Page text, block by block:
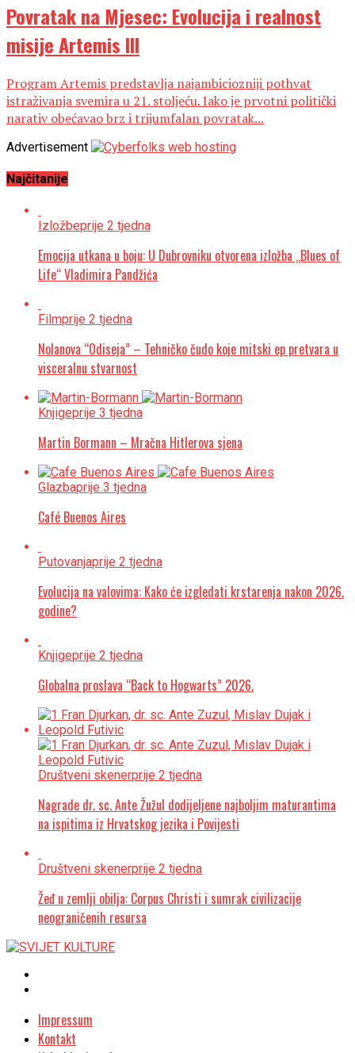
Povratak na Mjesec: Evolucija i realnost
misije Artemis III
Program Artemis predstavlja najambiciozniji pothvat
istraživanja svemira u 21. stoljeću. Iako je prvotni politički
narativ obećavao brz i trijumfalan povratak...
Advertisement
Najčitanije
Izložbeprije 2 tjedna
Emocija utkana u boju: U Dubrovniku otvorena izložba „Blues of
Life“ Vladimira Pandžića
Filmprije 2 tjedna
Nolanova “Odiseja” – Tehničko čudo koje mitski ep pretvara u
visceralnu stvarnost
Knjigeprije 3 tjedna
Martin Bormann – Mračna Hitlerova sjena
Glazbaprije 3 tjedna
Café Buenos Aires
Putovanjaprije 2 tjedna
Evolucija na valovima: Kako će izgledati krstarenja nakon 2026.
godine?
Knjigeprije 2 tjedna
Globalna proslava “Back to Hogwarts” 2026.
Društveni skenerprije 2 tjedna
Nagrade dr. sc. Ante Žužul dodijeljene najboljim maturantima
na ispitima iz Hrvatskog jezika i Povijesti
Društveni skenerprije 2 tjedna
Žeđ u zemlji obilja: Corpus Christi i sumrak civilizacije
neograničenih resursa
Impressum
Kontakt